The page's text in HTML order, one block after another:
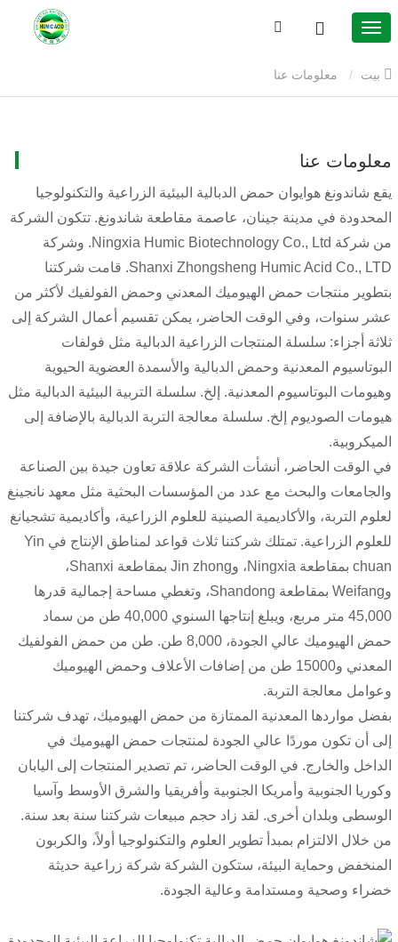
معلومات عنا
يقع شاندونغ هوايوان حمض الدبالية البيئية الزراعية والتكنولوجيا
المحدودة في مدينة جينان، عاصمة مقاطعة شاندونغ. تتكون الشركة
من شركة Ningxia Humic Biotechnology Co., Ltd. وشركة
Shanxi Zhongsheng Humic Acid Co., LTD. قامت شركتنا
بتطوير منتجات حمض الهيوميك المعدني وحمض الفولفيك لأكثر من
عشر سنوات، وفي الوقت الحاضر، يمكن تقسيم أعمال الشركة إلى
ثلاثة أجزاء: سلسلة المنتجات الزراعية الدبالية مثل فولفات
البوتاسيوم المعدنية وحمض الدبالية والأسمدة العضوية الحيوية
وهيومات البوتاسيوم المعدنية. إلخ. سلسلة التربية البيئية الدبالية مثل
هيومات الصوديوم إلخ. سلسلة معالجة التربة الدبالية بالإضافة إلى
الميكروبية.
في الوقت الحاضر، أنشأت الشركة علاقة تعاون جيدة بين الصناعة
والجامعات والبحث مع عدد من المؤسسات البحثية مثل معهد نانجينغ
لعلوم التربة، والأكاديمية الصينية للعلوم الزراعية، وأكاديمية تشجيانغ
للعلوم الزراعية. تمتلك شركتنا ثلاث قواعد لمناطق الإنتاج في Yin
chuan بمقاطعة Ningxia، وJin zhong بمقاطعة Shanxi،
وWeifang بمقاطعة Shandong، وتغطي مساحة إجمالية قدرها
45,000 متر مربع، ويبلغ إنتاجها السنوي 40,000 طن من سماد
حمض الهيوميك عالي الجودة، 8,000 طن. طن من حمض الفولفيك
المعدني و15000 طن من إضافات الأعلاف وحمض الهيوميك
وعوامل معالجة التربة.
بفضل مواردها المعدنية الممتازة من حمض الهيوميك، تهدف شركتنا
إلى أن تكون موردًا عالي الجودة لمنتجات حمض الهيوميك في
الداخل والخارج. في الوقت الحاضر، تم تصدير المنتجات إلى اليابان
وكوريا الجنوبية وأمريكا الجنوبية وأفريقيا والشرق الأوسط وآسيا
الوسطى وبلدان أخرى. لقد زاد حجم مبيعات شركتنا سنة بعد سنة.
من خلال الالتزام بمبدأ تطوير العلوم والتكنولوجيا أولاً، والكربون
المنخفض وحماية البيئة، ستكون الشركة شركة زراعية حديثة
خضراء وصحية ومستدامة وعالية الجودة.